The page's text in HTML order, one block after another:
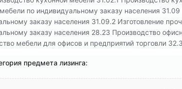
по индивидуальному заказу населения
заказу населения 31.09.2 Изготовление
заказу населения 28.23 Производство
мебели для офисов и предприятий торговли
предмета лизинга: